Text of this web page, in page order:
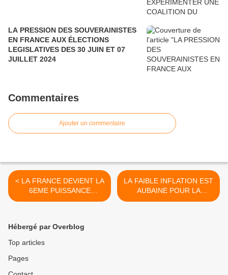
LA PRESSION DES SOUVERAINISTES
EN FRANCE AUX ÉLECTIONS
LEGISLATIVES DES 30 JUIN ET 07
JUILLET 2024
Commentaires
Ajouter un commentaire
< LA FRANCE DEVIENT LA
6EME PUISSANCE
ECONOMIQUE MONDIALE
LA FAIBLE INFLATION EST
AUBAINE POUR LA
FRANCE ! >
Hébergé par Overblog
Top articles
Pages